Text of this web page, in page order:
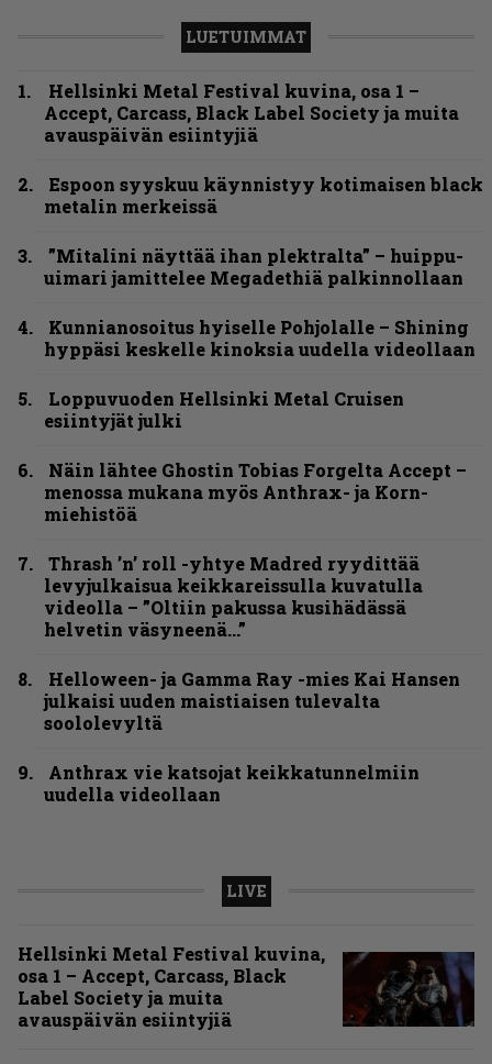
LUETUIMMAT
Hellsinki Metal Festival kuvina, osa 1 –
Accept, Carcass, Black Label Society ja muita
avauspäivän esiintyjiä
Espoon syyskuu käynnistyy kotimaisen black
metalin merkeissä
”Mitalini näyttää ihan plektralta” – huippu-
uimari jamittelee Megadethiä palkinnollaan
Kunnianosoitus hyiselle Pohjolalle – Shining
hyppäsi keskelle kinoksia uudella videollaan
Loppuvuoden Hellsinki Metal Cruisen
esiintyjät julki
Näin lähtee Ghostin Tobias Forgelta Accept –
menossa mukana myös Anthrax- ja Korn-
miehistöä
Thrash ’n’ roll -yhtye Madred ryydittää
levyjulkaisua keikkareissulla kuvatulla
videolla – ”Oltiin pakussa kusihädässä
helvetin väsyneenä…”
Helloween- ja Gamma Ray -mies Kai Hansen
julkaisi uuden maistiaisen tulevalta
soololevyltä
Anthrax vie katsojat keikkatunnelmiin
uudella videollaan
LIVE
Hellsinki Metal Festival kuvina,
osa 1 – Accept, Carcass, Black
Label Society ja muita
avauspäivän esiintyjiä